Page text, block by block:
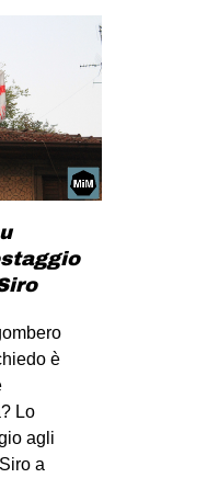
è
Lo
agli
a